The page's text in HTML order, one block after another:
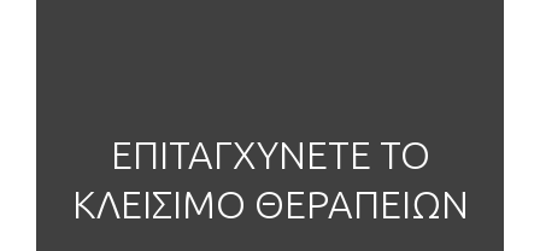
ΕΠΙΤΑΓΧΥΝΕΤΕ ΤΟ
ΚΛΕΙΣΙΜΟ ΘΕΡΑΠΕΙΩΝ
Αναδεικνύοντας τη φροντίδα και τις ικανότητες
σας, η ομάδα μας βοηθά ακόμη και οι πιο